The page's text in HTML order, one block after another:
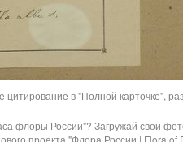
в "Полной карточке",
флоры России"? Загружай свои